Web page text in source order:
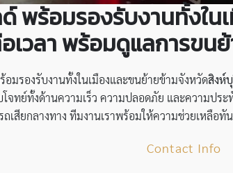
ด์ พร้อมรองรับงานทั้งใ
เวลา พร้อมดูแลการขน
อมรองรับงานทั้งในเมืองและขนย้ายข้ามจังหวัดสิงห์
จทย์ทั้งด้านความเร็ว ความปลอดภัย และความป
เสียกลางทาง ทีมงานเราพร้อมให้ความช่วยเหลือทั
Contact Info